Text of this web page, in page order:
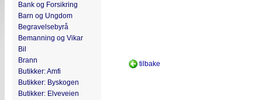
Bank og Forsikring
Barn og Ungdom
Begravelsebyrå
Bemanning og Vikar
Bil
Brann
Butikker: Amfi
Butikker: Byskogen
Butikker: Elveveien
tilbake